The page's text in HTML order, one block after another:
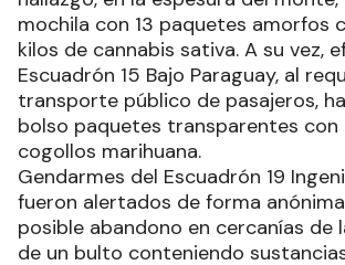
mochila con 13 paquetes amorfos
kilos de cannabis sativa. A su vez,
Escuadrón 15 Bajo Paraguay, al
transporte público de pasajeros,
bolso paquetes transparentes con
cogollos marihuana.
Gendarmes del Escuadrón 19
fueron alertados de forma
posible abandono en cercanías de
de un bulto conteniendo